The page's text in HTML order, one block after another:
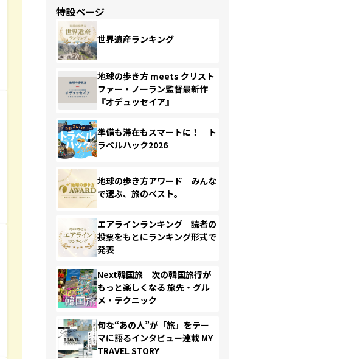
特設ページ
世界遺産ランキング
地球の歩き方 meets クリスト
ファー・ノーラン監督最新作
『オデュッセイア』
準備も滞在もスマートに！ ト
ラベルハック2026
地球の歩き方アワード みんな
で選ぶ、旅のベスト。
エアラインランキング 読者の
投票をもとにランキング形式で
発表
Next韓国旅 次の韓国旅行が
もっと楽しくなる 旅先・グル
メ・テクニック
旬な“あの人”が「旅」をテー
マに語るインタビュー連載 MY
TRAVEL STORY